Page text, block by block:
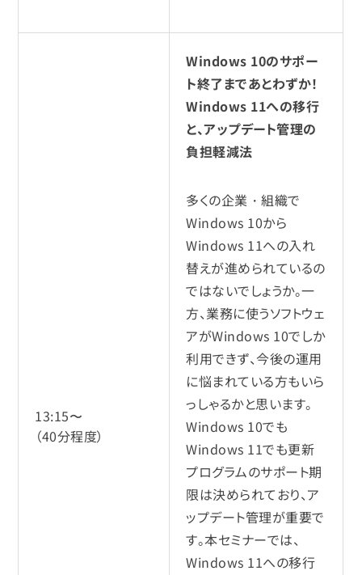
13:15〜
（40分程度）
Windows 10のサポー
ト終了まであとわずか！
Windows 11への移行
と、アップデート管理の
負担軽減法
多くの企業・組織で
Windows 10から
Windows 11への入れ
替えが進められているの
ではないでしょうか。一
方、業務に使うソフトウェ
アがWindows 10でしか
利用できず、今後の運用
に悩まれている方もいら
っしゃるかと思います。
Windows 10でも
Windows 11でも更新
プログラムのサポート期
限は決められており、ア
ップデート管理が重要で
す。本セミナーでは、
Windows 11への移行